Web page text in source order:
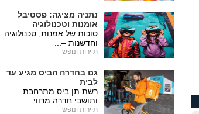
נתניה מציגה: פסטיבל
אומנות וטכנולוגיה
סוכות של אמנות, טכנולוגיה
וחדשנות –...
תיירות ונופש
גם בחדרה הביס מגיע עד
לבית
רשת תן ביס מתרחבת
ותושבי חדרה מרווי...
תיירות ונופש